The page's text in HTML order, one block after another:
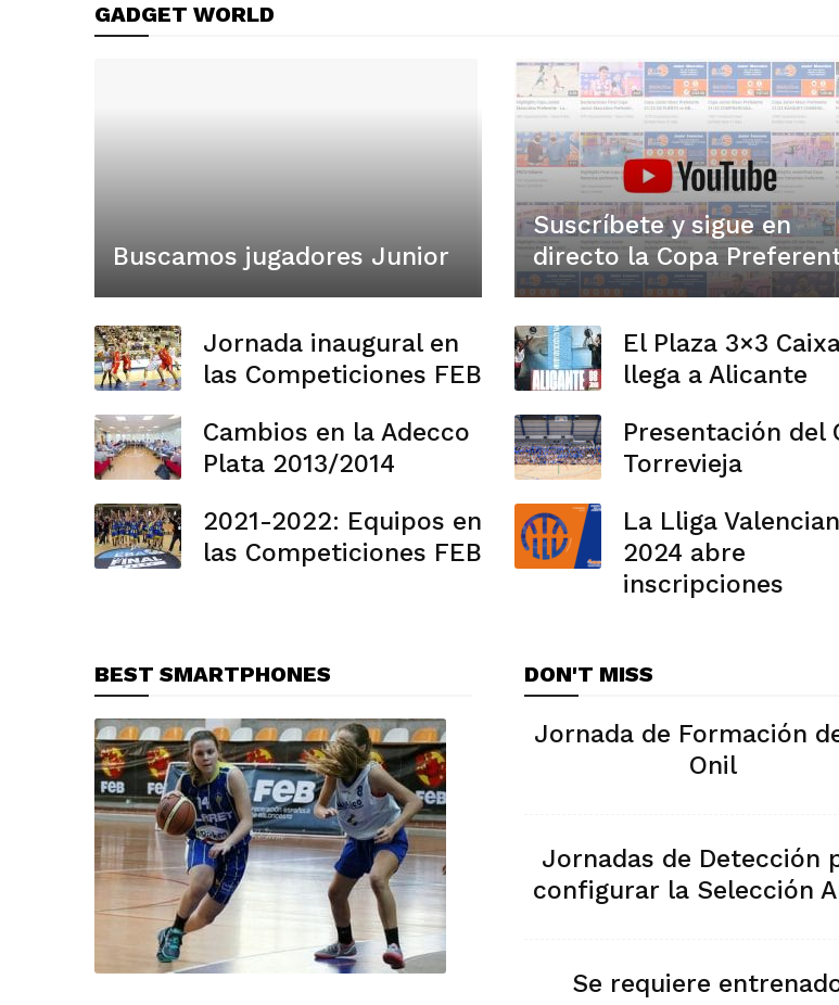
GADGET WORLD
Buscamos jugadores Junior
Suscríbete y sigue en
directo la Copa
Jornada inaugural en
las Competiciones FEB
El Plaza 3×3
llega a Alicante
Cambios en la Adecco
Plata 2013/2014
Presentación del
Torrevieja
2021-2022: Equipos en
las Competiciones FEB
La Lliga
2024 abre
inscripciones
BEST SMARTPHONES DON'T MISS
Jornada de Formación
Onil
Jornadas de Detección
configurar la Selección
Se requiere